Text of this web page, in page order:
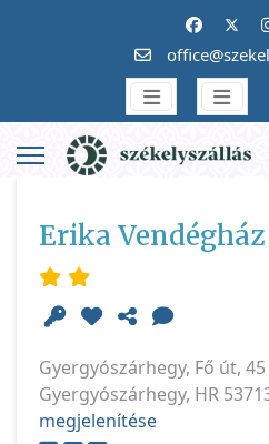
Erika Vendégház
Gyergyószárhegy, Fő út,
Gyergyószárhegy, HR
megjelenítése